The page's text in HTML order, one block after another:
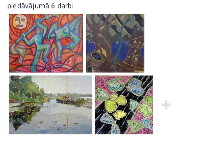
piedāvājumā 6 darbi